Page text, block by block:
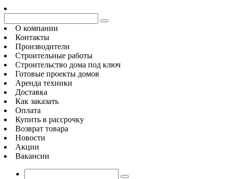
О компании
Контакты
Производители
Строительные работы
Строительство дома под ключ
Готовые проекты домов
Аренда техники
Доставка
Как заказать
Оплата
Купить в рассрочку
Возврат товара
Новости
Акции
Вакансии